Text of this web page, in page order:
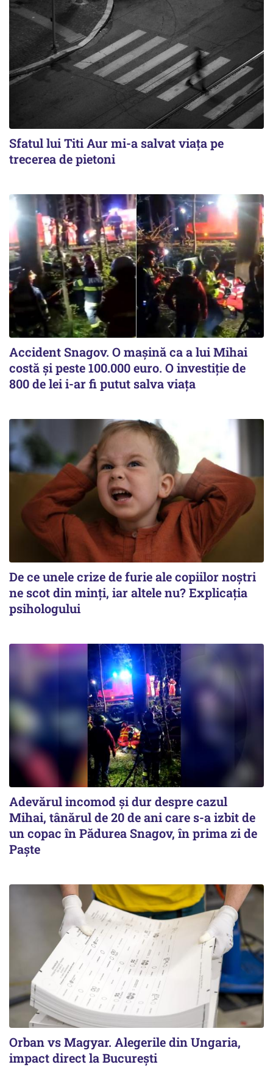
Sfatul lui Titi Aur mi-a salvat viaţa pe
trecerea de pietoni
Accident Snagov. O mașină ca a lui Mihai
costă și peste 100.000 euro. O investiție de
800 de lei i-ar fi putut salva viața
De ce unele crize de furie ale copiilor noștri
ne scot din minți, iar altele nu? Explicația
psihologului
Adevărul incomod și dur despre cazul
Mihai, tânărul de 20 de ani care s-a izbit de
un copac în Pădurea Snagov, în prima zi de
Paște
Orban vs Magyar. Alegerile din Ungaria,
impact direct la Bucureşti